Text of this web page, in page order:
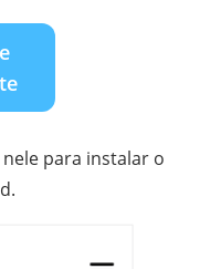
para instalar o